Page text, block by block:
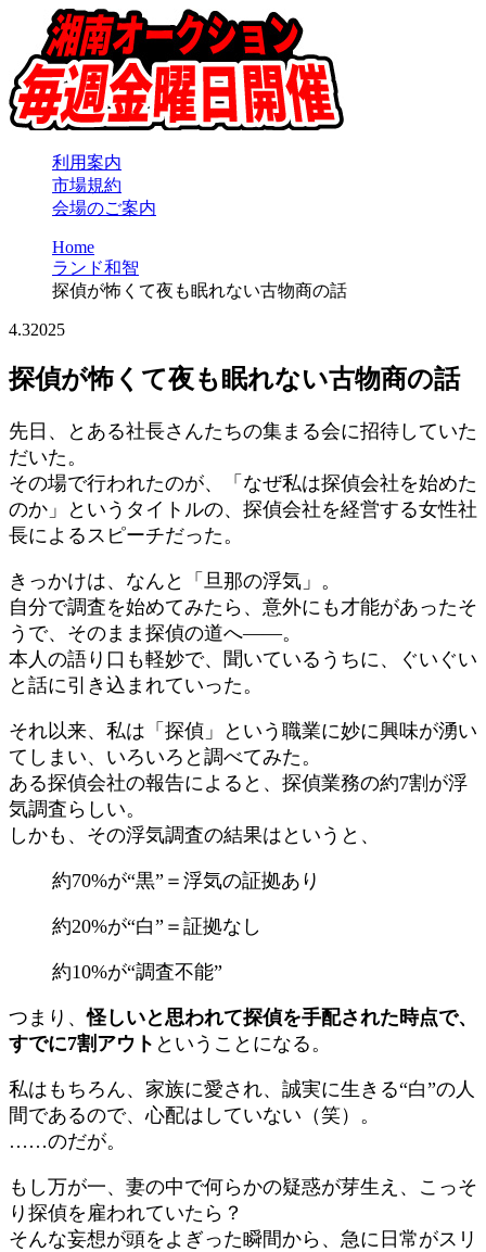
利用案内
市場規約
会場のご案内
Home
ランド和智
探偵が怖くて夜も眠れない古物商の話
4.32025
探偵が怖くて夜も眠れない古物商の話
先日、とある社長さんたちの集まる会に招待していた
だいた。
その場で行われたのが、「なぜ私は探偵会社を始めた
のか」というタイトルの、探偵会社を経営する女性社
長によるスピーチだった。
きっかけは、なんと「旦那の浮気」。
自分で調査を始めてみたら、意外にも才能があったそ
うで、そのまま探偵の道へ――。
本人の語り口も軽妙で、聞いているうちに、ぐいぐい
と話に引き込まれていった。
それ以来、私は「探偵」という職業に妙に興味が湧い
てしまい、いろいろと調べてみた。
ある探偵会社の報告によると、探偵業務の約7割が浮
気調査らしい。
しかも、その浮気調査の結果はというと、
約70%が“黒”＝浮気の証拠あり
約20%が“白”＝証拠なし
約10%が“調査不能”
つまり、怪しいと思われて探偵を手配された時点で、
すでに7割アウト ということになる。
私はもちろん、家族に愛され、誠実に生きる“白”の人
間であるので、心配はしていない（笑）。
……のだが。
もし万が一、妻の中で何らかの疑惑が芽生え、こっそ
り探偵を雇われていたら？
そんな妄想が頭をよぎった瞬間から、急に日常がスリ